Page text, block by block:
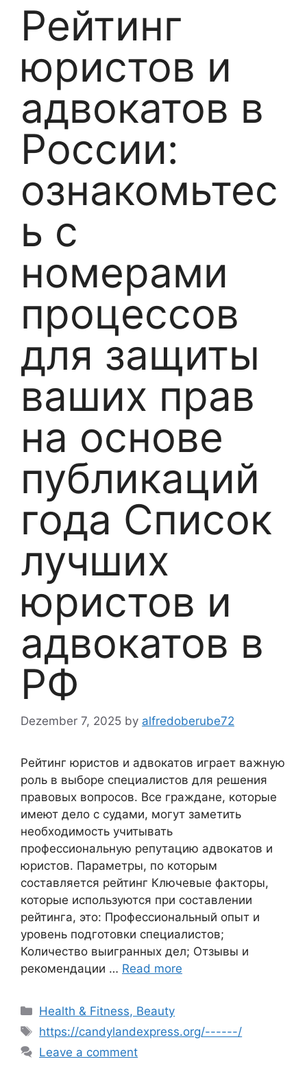
Рейтинг
юристов и
адвокатов в
России:
ознакомьтес
ь с
номерами
процессов
для защиты
ваших прав
на основе
публикаций
года Список
лучших
юристов и
адвокатов в
РФ
Dezember 7, 2025 by alfredoberube72
Рейтинг юристов и адвокатов играет важную
роль в выборе специалистов для решения
правовых вопросов. Все граждане, которые
имеют дело с судами, могут заметить
необходимость учитывать
профессиональную репутацию адвокатов и
юристов. Параметры, по которым
составляется рейтинг Ключевые факторы,
которые используются при составлении
рейтинга, это: Профессиональный опыт и
уровень подготовки специалистов;
Количество выигранных дел; Отзывы и
рекомендации … Read more
Categories
Health & Fitness, Beauty
Tags
https://candylandexpress.org/------/
Leave a comment